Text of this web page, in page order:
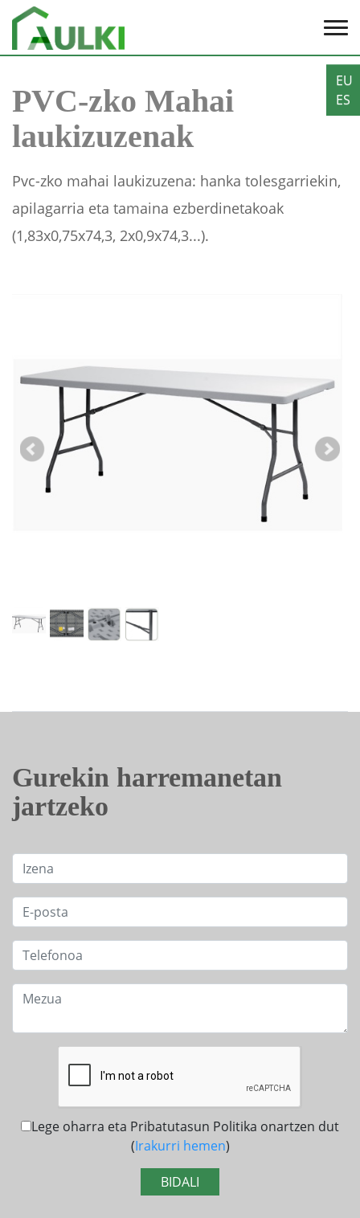
EU
ES
PVC-zko Mahai
laukizuzenak
Pvc-zko mahai laukizuzena: hanka tolesgarriekin,
apilagarria eta tamaina ezberdinetakoak
(1,83x0,75x74,3, 2x0,9x74,3...).
Gurekin harremanetan
jartzeko
Lege oharra eta Pribatutasun Politika onartzen dut
(Irakurri hemen)
BIDALI